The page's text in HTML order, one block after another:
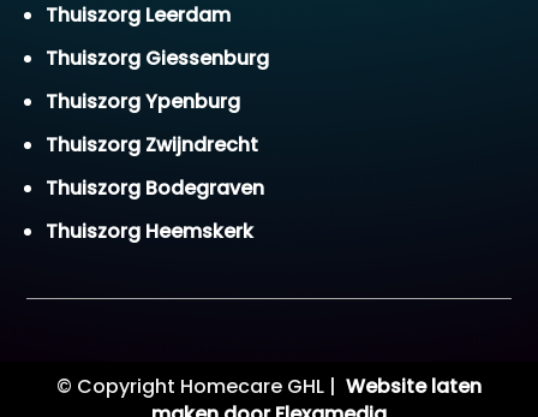
Thuiszorg Leerdam
Thuiszorg Giessenburg
Thuiszorg Ypenburg
Thuiszorg Zwijndrecht
Thuiszorg Bodegraven
Thuiszorg Heemskerk
© Copyright Homecare GHL | Website laten